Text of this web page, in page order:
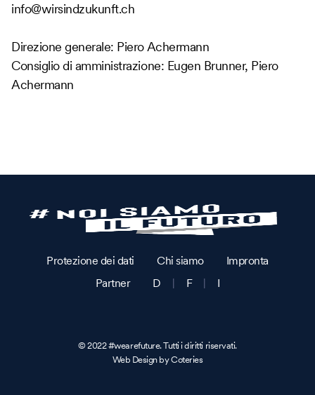
info@wirsindzukunft.ch
Direzione generale: Piero Achermann
Consiglio di amministrazione: Eugen Brunner, Piero
Achermann
Protezione dei dati Chi siamo
Impronta
Partner
D | F | I
© 2022 #wearefuture. Tutti i diritti riservati.
Web Design by Coteries